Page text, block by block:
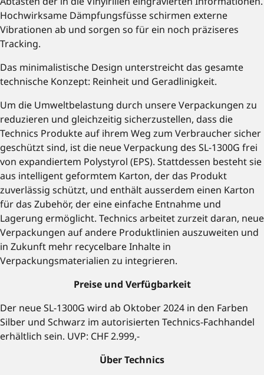
Hochwirksame Dämpfungsfüsse schirmen externe
Vibrationen ab und sorgen so für ein noch präziseres
Tracking.
Das minimalistische Design unterstreicht das gesamte
technische Konzept: Reinheit und Geradlinigkeit.
Um die Umweltbelastung durch unsere Verpackungen zu
reduzieren und gleichzeitig sicherzustellen, dass die
Technics Produkte auf ihrem Weg zum Verbraucher sicher
geschützt sind, ist die neue Verpackung des SL-1300G frei
von expandiertem Polystyrol (EPS). Stattdessen besteht sie
aus intelligent geformtem Karton, der das Produkt
zuverlässig schützt, und enthält ausserdem einen Karton
für das Zubehör, der eine einfache Entnahme und
Lagerung ermöglicht. Technics arbeitet zurzeit daran, neue
Verpackungen auf andere Produktlinien auszuweiten und
in Zukunft mehr recycelbare Inhalte in
Verpackungsmaterialien zu integrieren.
Preise und Verfügbarkeit
Der neue SL-1300G wird ab Oktober 2024 in den Farben
Silber und Schwarz im autorisierten Technics-Fachhandel
erhältlich sein. UVP: CHF 2.999,-
Über Technics